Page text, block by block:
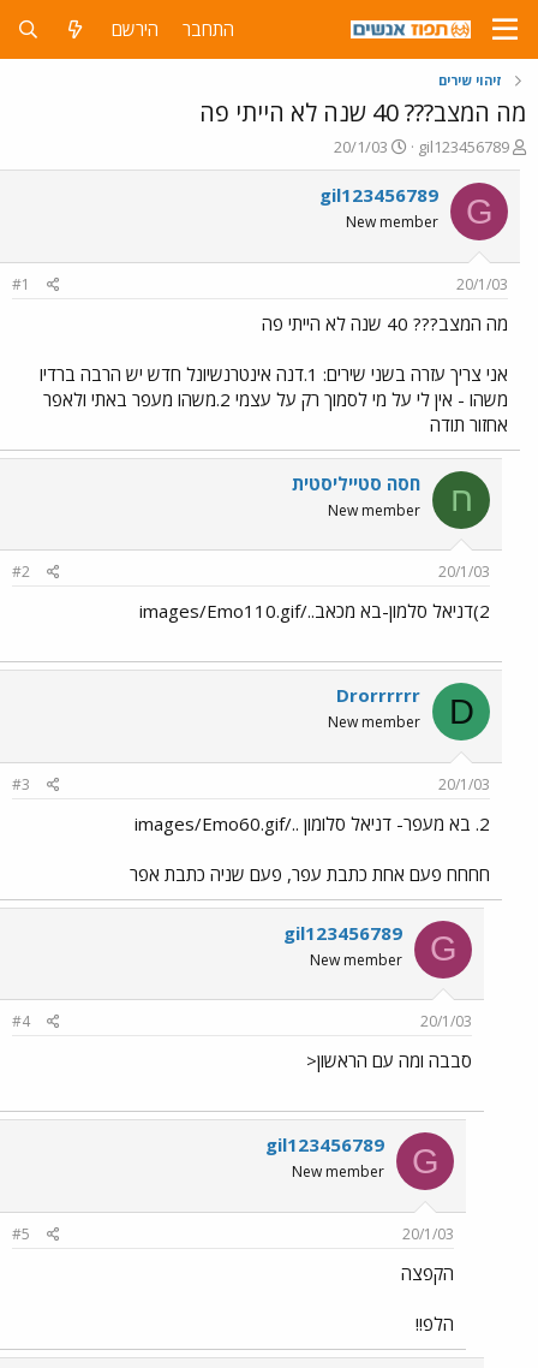
התחבר הירשם
זיהוי שירים
מה המצב??? 40 שנה לא הייתי פה
פ
ו
ת
ח
ה
ש
א
gil123456789
פ
ו
ר
ם
20/1/03
G
gil123456789
New member
20/1/03
#1
מה המצב??? 40 שנה לא הייתי פה
אני צריך עזרה בשני שירים: 1.דנה אינטרנשיונל חדש יש הרבה ברדיו
משהו - אין לי על מי לסמוך רק על עצמי 2.משהו מעפר באתי ולאפר
אחזור תודה
ח חסה סטייליסטית
New member
20/1/03
#2
2)דניאל סלמון-בא מכאב../images/Emo110.gif
D
Drorrrrrr
New member
20/1/03
#3
2. בא מעפר- דניאל סלומון ../images/Emo60.gif
חחחח פעם אחת כתבת עפר, פעם שניה כתבת אפר
G
gil123456789
New member
20/1/03
#4
סבבה ומה עם הראשון<
G
gil123456789
New member
20/1/03
#5
הקפצה
הלפ!!